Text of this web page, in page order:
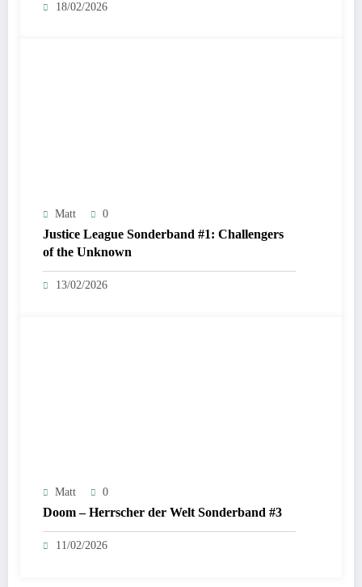
18/02/2026
Matt 0
Justice League Sonderband #1: Challengers
of the Unknown
13/02/2026
Matt 0
Doom – Herrscher der Welt Sonderband #3
11/02/2026